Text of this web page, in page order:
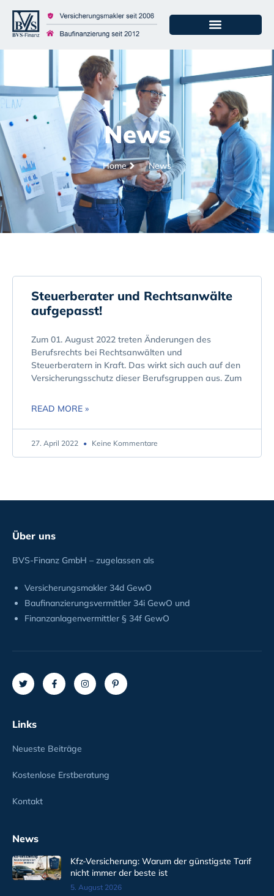
News
Home News
Steuerberater und Rechtsanwälte
aufgepasst!
Zum 01. August 2022 treten Änderungen des
Berufsrechts bei Rechtsanwälten und
Steuerberatern in Kraft. Das wirkt sich auch auf den
Versicherungsschutz dieser Berufsgruppen aus. Zum
READ MORE »
27. April 2022 Keine Kommentare
Über uns
BVS-Finanz GmbH – zugelassen als
Versicherungsmakler 34d GewO
Baufinanzierungsvermittler 34i GewO und
Finanzanlagenvermittler § 34f GewO
Links
Neueste Beiträge
Kostenlose Erstberatung
Kontakt
News
Kfz-Versicherung: Warum der günstigste Tarif
nicht immer der beste ist
5. August 2026